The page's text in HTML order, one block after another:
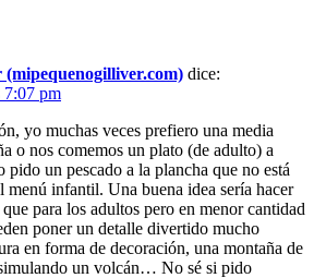
(mipequenogilliver.com) dice:
7:07 pm
yo muchas veces prefiero una media
o nos comemos un plato (de adulto) a
pido un pescado a la plancha que no está
menú infantil. Una buena idea sería hacer
para los adultos pero en menor cantidad
poner un detalle divertido mucho
en forma de decoración, una montaña de
un volcán… No sé si pido